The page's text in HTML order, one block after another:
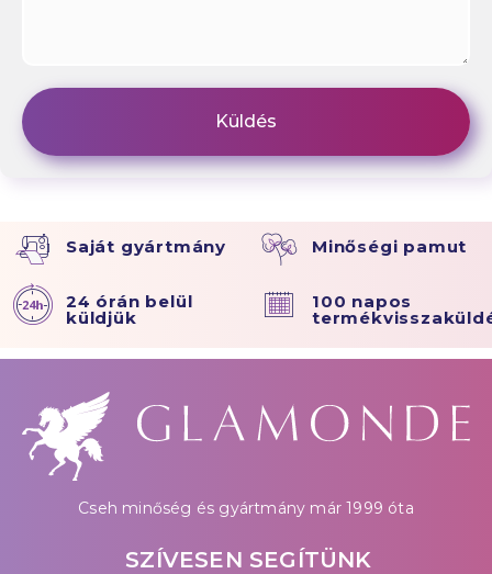
Saját gyártmány Minőségi pamut
24 órán belül
küldjük
100 napos
Cseh minőség és gyártmány már 1999 óta
SZÍVESEN SEGÍTÜNK